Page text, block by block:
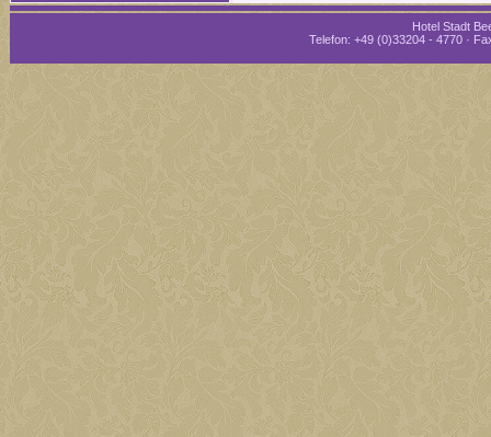
Hotel Stadt
Telefon: +49 (0)33204 - 4770 ·